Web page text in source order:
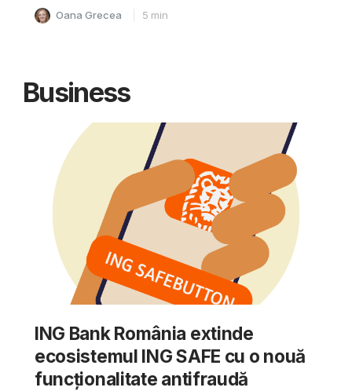
Oana Grecea 5 min
Business
ING Bank România extinde
ecosistemul ING SAFE cu o nouă
funcționalitate antifraudă